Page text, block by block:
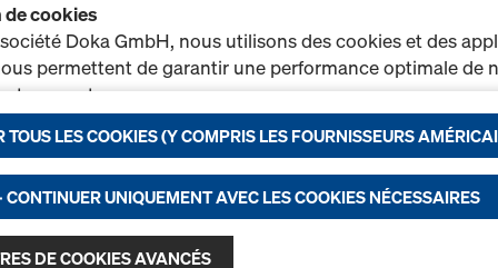
Poutrelle Alu Doka
Poutrelles de coffrage en
coffrages de dalle et des
Sélectionner la variante
de cookies
Doka GmbH, nous utilisons des cookies et des
permettent de garantir une performance optimale de
en permanence la fonctionnalité de notre site Internet
un processus d’achat optimal lors de l’utilisation de la
et statistiques) ou
sur certaines plateformes une publicité ciblée adaptée à
(marketing).
TOUS LES COOKIES (Y COMPRIS LES FOURNISSEURS
CONTINUER UNIQUEMENT AVEC LES COOKIES NÉCESSAIRES
DE COOKIES AVANCÉS